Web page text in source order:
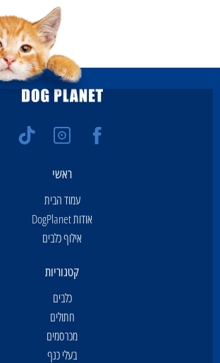
ראשי
עמוד הבית
אודות DogPlanet
אילוף כלבים
קטגוריות
כלבים
חתולים
מכרסמים
בעלי כנף